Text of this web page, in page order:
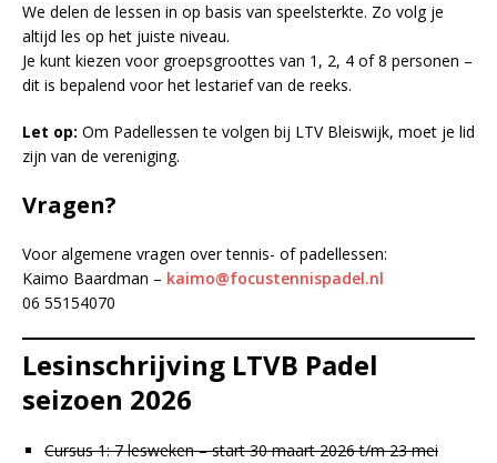
We delen de lessen in op basis van speelsterkte. Zo volg je
altijd les op het juiste niveau.
Je kunt kiezen voor groepsgroottes van 1, 2, 4 of 8 personen –
dit is bepalend voor het lestarief van de reeks.
Let op: Om Padellessen te volgen bij LTV Bleiswijk, moet je lid
zijn van de vereniging.
Vragen?
Voor algemene vragen over tennis- of padellessen:
Kaimo Baardman – kaimo@focustennispadel.nl
06 55154070
Lesinschrijving LTVB Padel
seizoen 2026
Cursus 1: 7 lesweken – start 30 maart 2026 t/m 23 mei